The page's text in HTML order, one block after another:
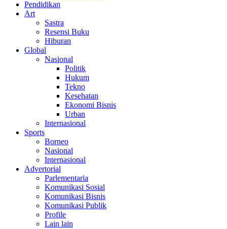
Pendidikan
Art
Sastra
Resensi Buku
Hiburan
Global
Nasional
Politik
Hukum
Tekno
Kesehatan
Ekonomi Bisnis
Urban
Internasional
Sports
Borneo
Nasional
Internasional
Advertorial
Parlementaria
Komunikasi Sosial
Komunikasi Bisnis
Komunikasi Publik
Profile
Lain lain